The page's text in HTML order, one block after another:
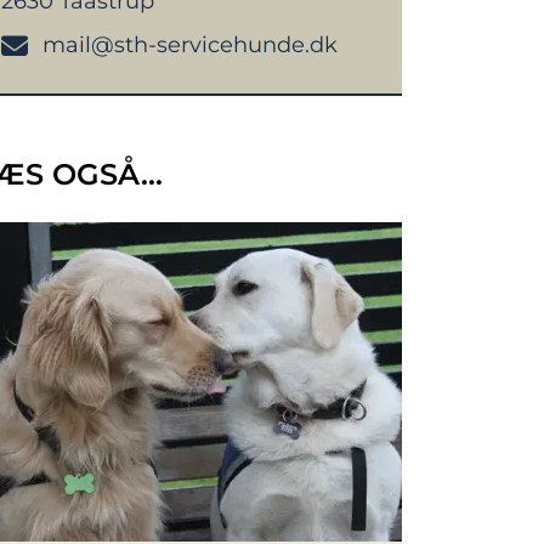
mail@sth-servicehunde.dk
OGSÅ...